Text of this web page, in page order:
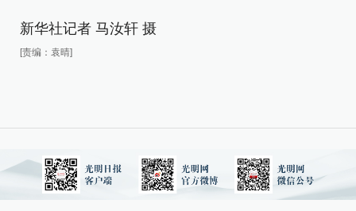
新华社记者 马汝轩 摄
[责编：袁晴]